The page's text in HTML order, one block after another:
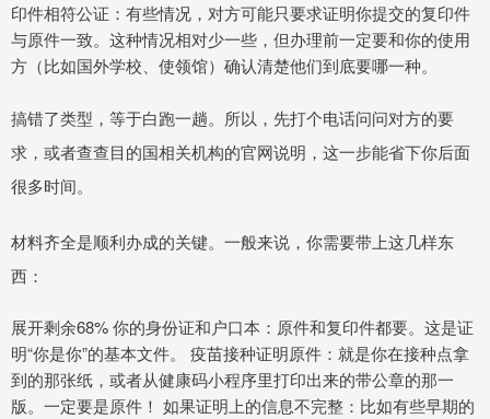
印件相符公证：有些情况，对方可能只要求证明你提交的复印件
与原件一致。这种情况相对少一些，但办理前一定要和你的使用
方（比如国外学校、使领馆）确认清楚他们到底要哪一种。
搞错了类型，等于白跑一趟。所以，先打个电话问问对方的要
求，或者查查目的国相关机构的官网说明，这一步能省下你后面
很多时间。
材料齐全是顺利办成的关键。一般来说，你需要带上这几样东
西：
展开剩余68% 你的身份证和户口本：原件和复印件都要。这是证
明“你是你”的基本文件。 疫苗接种证明原件：就是你在接种点拿
到的那张纸，或者从健康码小程序里打印出来的带公章的那一
版。一定要是原件！ 如果证明上的信息不完整：比如有些早期的